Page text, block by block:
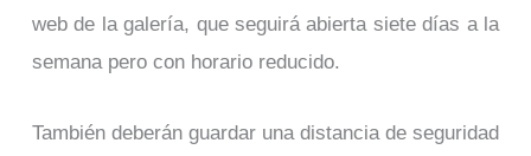
web de la galería, que seguirá abierta siete días a la
semana pero con horario reducido.
También deberán guardar una distancia de seguridad